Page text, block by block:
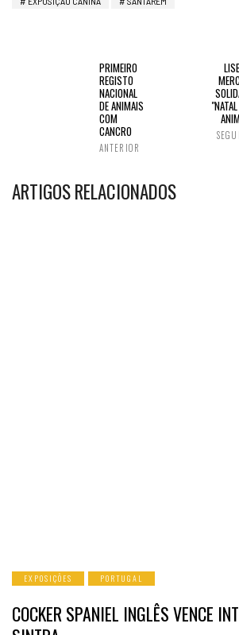
PRIMEIRO
REGISTO
NACIONAL
DE ANIMAIS
COM
CANCRO
ANTERIOR
ARTIGOS RELACIONADOS
EXPOSIÇÕES PORTUGAL
COCKER SPANIEL INGLÊS VENCE